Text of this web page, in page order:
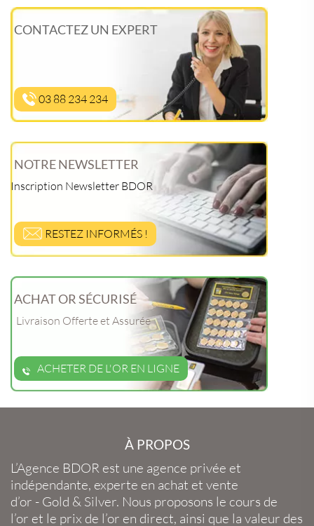
CONTACTEZ UN EXPERT
03 88 234 234
NOTRE NEWSLETTER
Inscription Newsletter BDOR
RESTEZ INFORMÉS !
ACHAT OR SÉCURISÉ
Livraison Offerte et Assurée
ACHETER DE L'OR EN LIGNE
À PROPOS
L’Agence BDOR est une agence privée et
indépendante, experte en achat et vente
d’or - Gold & Silver. Nous proposons le cours de
l’or et le prix de l’or en direct, ainsi que la valeur des